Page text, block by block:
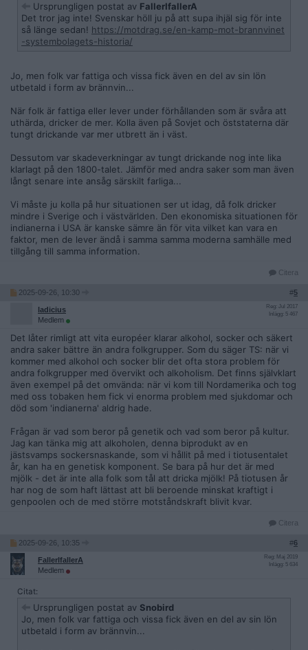
Ursprungligen postat av FallerIfallerA
Det tror jag inte! Svenskar höll ju på att supa ihjäl sig för inte
så länge sedan! https://motdrag.se/en-kamp-mot-brannvinet
-systembolagets-historia/
Jo, men folk var fattiga och vissa fick även en del av sin lön
utbetald i form av brännvin...
När folk är fattiga eller lever under förhållanden som är svåra att
uthärda, dricker de mer. Kolla även på Sovjet och öststaterna där
tungt drickande var mer utbrett än i väst.
Dessutom var skadeverkningar av tungt drickande nog inte lika
klarlagt på den 1800-talet. Jämför med andra saker som man även
långt senare inte ansåg särskilt farliga...
Vi måste ju kolla på hur situationen ser ut idag, då folk dricker
mindre i Sverige och i västvärlden. Den ekonomiska situationen för
indianerna i USA är kanske sämre än för vita vilket kan vara en
faktor, men de lever ändå i samma samma moderna samhälle med
tillgång till samma information.
Citera
2025-09-26, 10:30 #5
ladicius
Medlem
Reg: Jul 2017
Inlägg: 5 467
Det låter rimligt att vita européer klarar alkohol, socker och säkert
andra saker bättre än andra folkgrupper. Som du säger TS: när vi
kommer med alkohol och socker blir det ofta stora problem för
andra folkgrupper med övervikt och alkoholism. Det finns självklart
även exempel på det omvända: när vi kom till Nordamerika och tog
med oss tobaken hem fick vi enorma problem med sjukdomar och
död som 'indianerna' aldrig hade.
Frågan är vad som beror på genetik och vad som beror på kultur.
Jag kan tänka mig att alkoholen, denna biprodukt av en
jästsvamps sockersnaskande, som vi hållit på med i tiotusentalet
år, kan ha en genetisk komponent. Se bara på hur det är med
mjölk - det är inte alla folk som tål att dricka mjölk! På tiotusen år
har nog de som haft lättast att bli beroende minskat kraftigt i
genpoolen och de med större motståndskraft blivit kvar.
Citera
2025-09-26, 10:35 #6
FallerIfallerA
Medlem
Reg: Maj 2019
Inlägg: 5 634
Citat:
Ursprungligen postat av Snobird
Jo, men folk var fattiga och vissa fick även en del av sin lön
utbetald i form av brännvin...